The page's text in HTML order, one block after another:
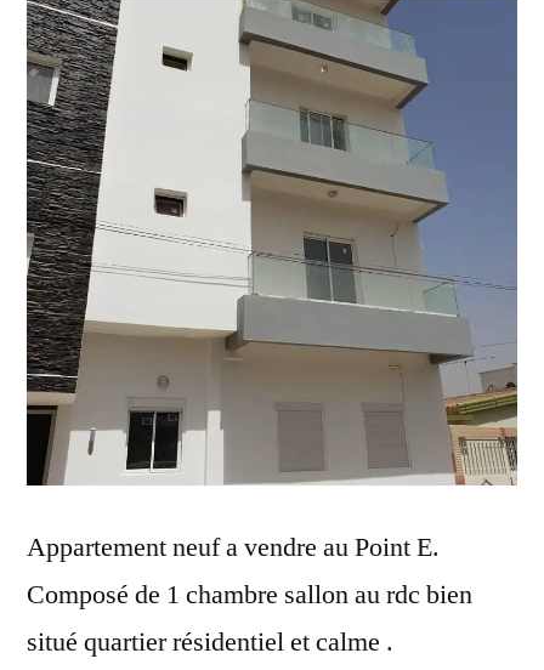
Appartement neuf a vendre au Point E.
Composé de 1 chambre sallon au rdc bien
situé quartier résidentiel et calme .